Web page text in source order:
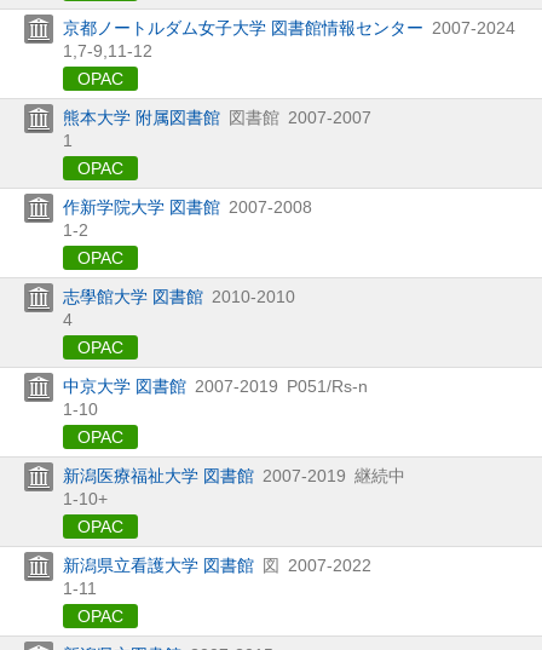
京都ノートルダム女子大学 図書館情報センター 2007-2024
1, 7-9, 11-12
OPAC
熊本大学 附属図書館 図書館 2007-2007
1
OPAC
作新学院大学 図書館 2007-2008
1-2
OPAC
志學館大学 図書館 2010-2010
4
OPAC
中京大学 図書館 2007-2019 P051/Rs-n
1-10
OPAC
新潟医療福祉大学 図書館 2007-2019 継続中
1-10+
OPAC
新潟県立看護大学 図書館 図 2007-2022
1-11
OPAC